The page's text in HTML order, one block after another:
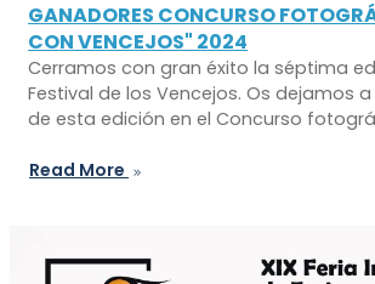
GANADORES CONCURSO
CON VENCEJOS" 2024
Cerramos con gran éxito la séptima
Festival de los Vencejos. Os dejamos
de esta edición en el Concurso
Read More